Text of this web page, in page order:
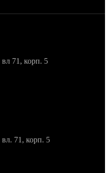
71, корп. 5
71, корп. 5